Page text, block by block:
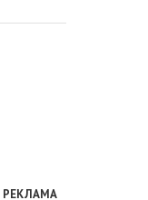
РЕКЛАМА